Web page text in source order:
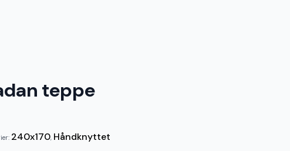
teppe
240x170, Håndknyttet